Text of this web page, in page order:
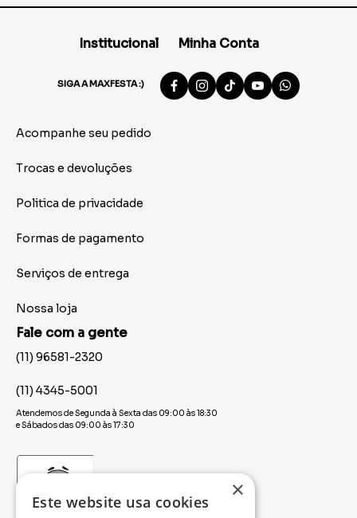
Institucional Minha Conta
SIGA A MAXFESTA :)
Acompanhe seu pedido
Trocas e devoluções
Politica de privacidade
Formas de pagamento
Serviços de entrega
Nossa loja
Fale com a gente
(11) 96581-2320
(11) 4345-5001
Atendemos de Segunda à Sexta das 09:00 às 18:30
e Sábados das 09:00 às 17:30
×
Este website usa cookies